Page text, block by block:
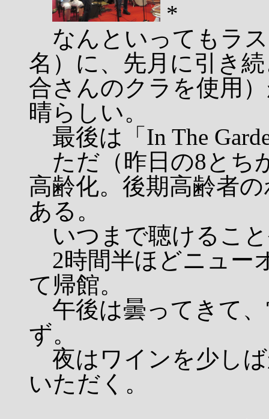
*
なんといってもラ
名）に、先月に引き
合さんのクラを使用
晴らしい。
最後は「In The
ただ（昨日の8とち
高齢化。後期高齢者
ある。
いつまで聴けるこ
2時間半ほどニュー
て帰館。
午後は曇ってきて
ず。
夜はワインを少し
いただく。